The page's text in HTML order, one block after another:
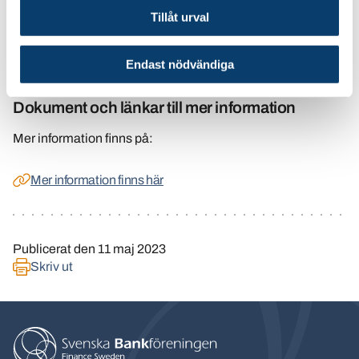
Tillåt urval
Endast nödvändiga
sara.ekstrand@financesweden.se
Dokument och länkar till mer information
Mer information finns på:
Mer information finns här
Publicerat den 11 maj 2023
Skriv ut